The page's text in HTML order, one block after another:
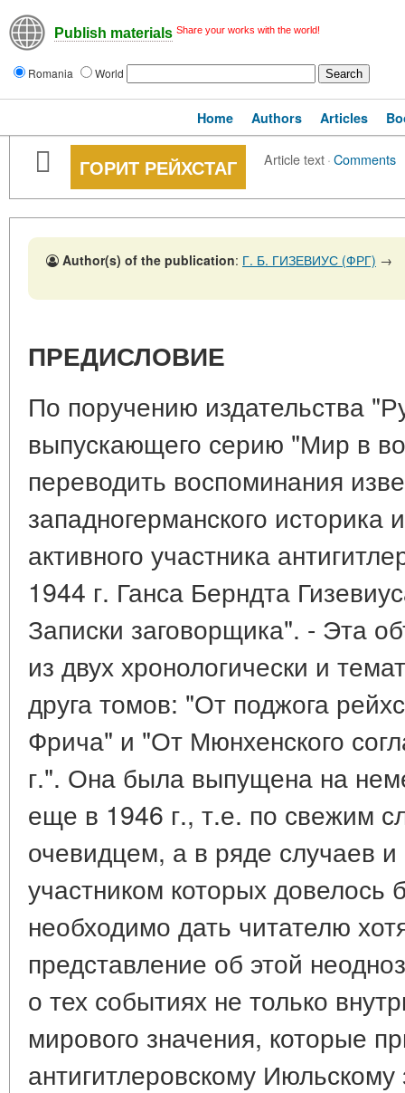
Publish materials Share your works with the world!
Romania World
Home Authors Articles
ГОРИТ РЕЙХСТАГ Article text·Comments
Author(s) of the publication: Г. Б. ГИЗЕВИУС (ФРГ) →
ПРЕДИСЛОВИЕ
По поручению издательства
выпускающего серию "Мир в
переводить воспоминания
западногерманского
активного участника
1944 г. Ганса Берндта
Записки заговорщика". - Эта
из двух хронологически и
друга томов: "От поджога
Фрича" и "От Мюнхенского
г.". Она была выпущена на
еще в 1946 г., т.е. по свежим
очевидцем, а в ряде случаев
участником которых довелось
необходимо дать читателю
представление об этой
о тех событиях не только
мирового значения, которые
антигитлеровскому Июльскому